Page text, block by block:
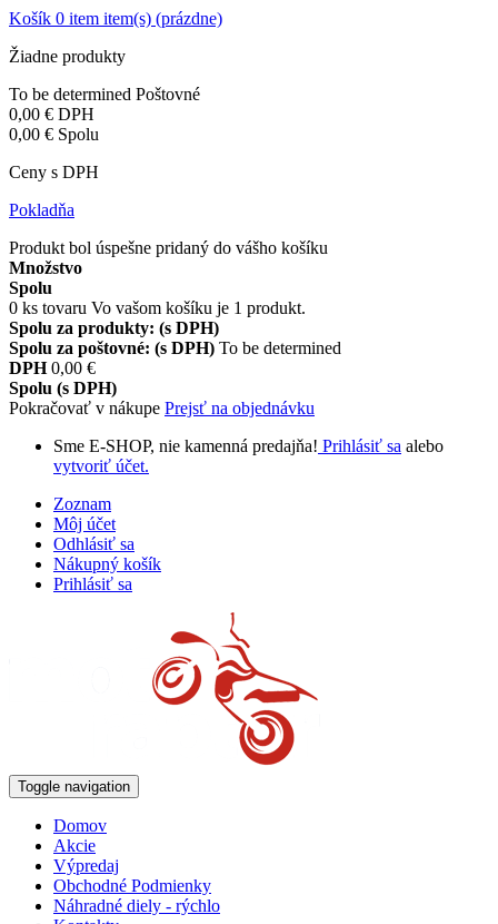
Košík 0 item item(s) (prázdne)
Žiadne produkty
To be determined Poštovné
0,00 € DPH
0,00 € Spolu
Ceny s DPH
Pokladňa
Produkt bol úspešne pridaný do vášho košíku
Množstvo
Spolu
0 ks tovaru Vo vašom košíku je 1 produkt.
Spolu za produkty: (s DPH)
Spolu za poštovné: (s DPH) To be determined
DPH 0,00 €
Spolu (s DPH)
Pokračovať v nákupe Prejsť na objednávku
Sme E-SHOP, nie kamenná predajňa! Prihlásiť sa alebo
vytvoriť účet.
Zoznam
Môj účet
Odhlásiť sa
Nákupný košík
Prihlásiť sa
Toggle navigation
Domov
Akcie
Výpredaj
Obchodné Podmienky
Náhradné diely - rýchlo